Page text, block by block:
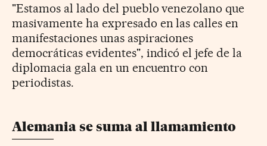
"Estamos al lado del pueblo venezolano que
masivamente ha expresado en las calles en
manifestaciones unas aspiraciones
democráticas evidentes", indicó el jefe de la
diplomacia gala en un encuentro con
periodistas.
Alemania se suma al llamamiento